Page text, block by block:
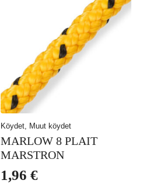
Köydet, Muut köydet
MARLOW 8 PLAIT
MARSTRON
1,96 €